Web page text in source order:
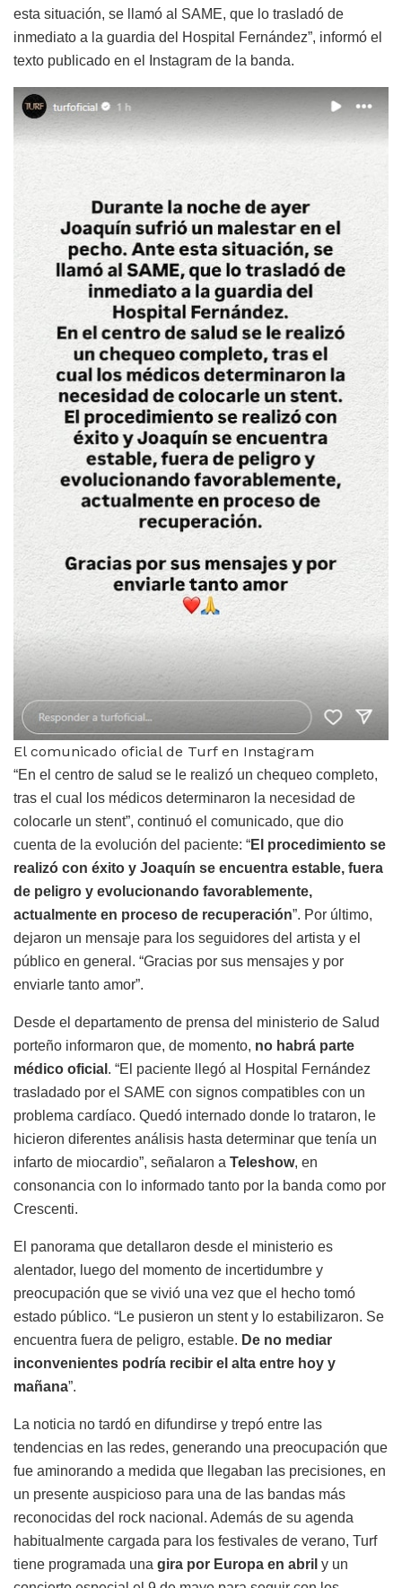
ayer, Joaquín Levinton sufrió un malestar en el pecho, ante
esta situación, se llamó al SAME, que lo trasladó de
inmediato a la guardia del Hospital Fernández”, informó el
El comunicado oficial de Turf en Instagram
“En el centro de salud se le realizó un chequeo completo,
tras el cual los médicos determinaron la necesidad de
colocarle un stent”, continuó el comunicado, que dio
cuenta de la evolución del paciente: “El procedimiento se
realizó con éxito y Joaquín se encuentra estable, fuera
de peligro y evolucionando favorablemente,
actualmente en proceso de recuperación ”. Por último,
dejaron un mensaje para los seguidores del artista y el
público en general. “Gracias por sus mensajes y por
Desde el departamento de prensa del ministerio de Salud
porteño informaron que, de momento,no habrá parte
médico oficial . “El paciente llegó al Hospital Fernández
trasladado por el SAME con signos compatibles con un
problema cardíaco. Quedó internado donde lo trataron, le
hicieron diferentes análisis hasta determinar que tenía un
infarto de miocardio”, señalaron aTeleshow, en
consonancia con lo informado tanto por la banda como por
El panorama que detallaron desde el ministerio es
alentador, luego del momento de incertidumbre y
preocupación que se vivió una vez que el hecho tomó
estado público. “Le pusieron un stent y lo estabilizaron. Se
encuentra fuera de peligro, estable.De no mediar
inconvenientes podría recibir el alta entre hoy y
La noticia no tardó en difundirse y trepó entre las
tendencias en las redes, generando una preocupación que
fue aminorando a medida que llegaban las precisiones, en
un presente auspicioso para una de las bandas más
reconocidas del rock nacional. Además de su agenda
habitualmente cargada para los festivales de verano, Turf
tiene programada una gira por Europa en abril y un